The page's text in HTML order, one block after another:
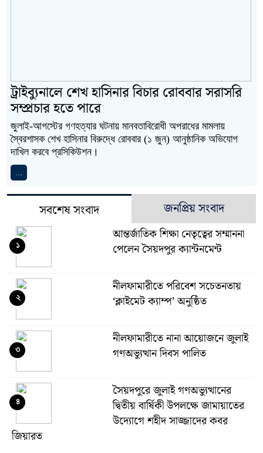
ট্রাইব্যুনালে শেখ হাসিনার বিচার রোববার সরাসরি
সম্প্রচার হতে পারে
জুলাই-আগস্টের গণহত্যার ঘটনায় মানবতাবিরোধী অপরাধের মামলায়
স্বৈরশাসক শেখ হাসিনার বিরুদ্ধে রোববার (১ জুন) আনুষ্ঠানিক অভিযোগ
দাখিল করবে প্রসিকিউশন।
...
সবশেষ সংবাদ জনপ্রিয় সংবাদ
আন্তর্জাতিক শিক্ষা নেতৃত্বের সম্মাননা
পেলেন সৈয়দপুর ক্যান্টনমেন্ট
১
নীলফামারীতে পরিবেশ সচেতনতায়
‘ক্লাইমেট ক্যাম্প’ অনুষ্ঠিত
২
নীলফামারীতে নানা আয়োজনে জুলাই
গণঅভ্যুত্থান দিবস পালিত
৩
সৈয়দপুরে জুলাই গণঅভ্যুত্থানের
দ্বিতীয় বার্ষিকী উপলক্ষে জামায়াতের
উদ্যোগে শহীদ সাজ্জাদের কবর
জিয়ারত
৪